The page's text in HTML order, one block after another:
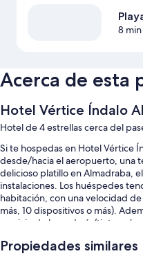
8
Acerca de esta
Hotel Vértice Índalo
Hotel de 4 estrellas cerca del
Si te hospedas en Hotel Vértice
desde/hacia el aeropuerto, una
delicioso platillo en Almadraba,
instalaciones. Los huéspedes
habitación, con una velocidad
más, 10 dispositivos o más).
servicio de lavandería/tintorería
También se incluyen los
Propiedades similares